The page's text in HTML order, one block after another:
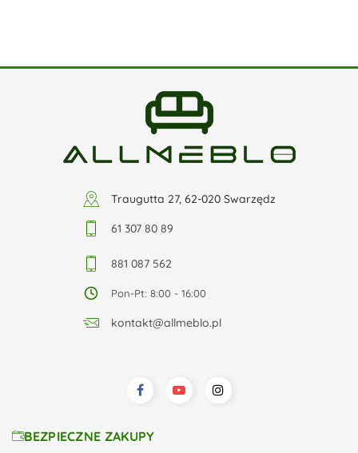
Traugutta 27, 62-020 Swarzędz
61 307 80 89
881 087 562
Pon-Pt: 8:00 - 16:00
kontakt@allmeblo.pl
BEZPIECZNE ZAKUPY